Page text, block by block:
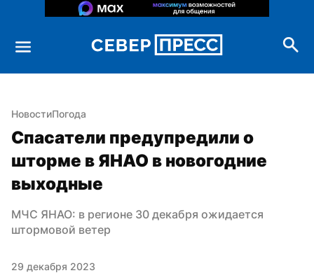
НовостиПогода
Спасатели предупредили о
шторме в ЯНАО в новогодние
выходные
МЧС ЯНАО: в регионе 30 декабря ожидается
штормовой ветер
29 декабря 2023